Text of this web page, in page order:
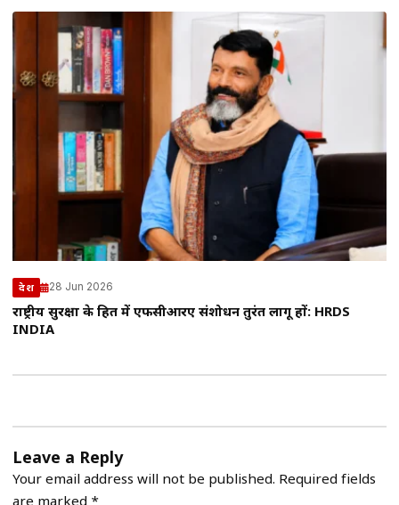
देश 28 Jun 2026
राष्ट्रीय सुरक्षा के हित में एफसीआरए संशोधन तुरंत लागू हों: HRDS
INDIA
Leave a Reply
Your email address will not be published. Required fields